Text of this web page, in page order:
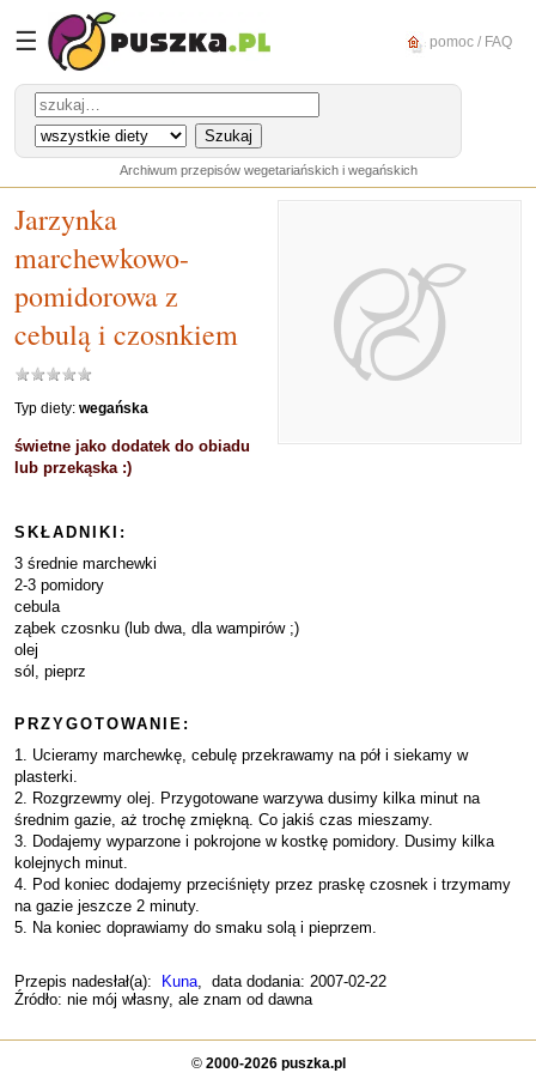
☰ pomoc / FAQ
Archiwum przepisów wegetariańskich i wegańskich
Jarzynka
marchewkowo-
pomidorowa z
cebulą i czosnkiem
Typ diety: wegańska
świetne jako dodatek do obiadu
lub przekąska :)
SKŁADNIKI:
3 średnie marchewki
2-3 pomidory
cebula
ząbek czosnku (lub dwa, dla wampirów ;)
olej
sól, pieprz
PRZYGOTOWANIE:
1. Ucieramy marchewkę, cebulę przekrawamy na pół i siekamy w
plasterki.
2. Rozgrzewmy olej. Przygotowane warzywa dusimy kilka minut na
średnim gazie, aż trochę zmiękną. Co jakiś czas mieszamy.
3. Dodajemy wyparzone i pokrojone w kostkę pomidory. Dusimy kilka
kolejnych minut.
4. Pod koniec dodajemy przeciśnięty przez praskę czosnek i trzymamy
na gazie jeszcze 2 minuty.
5. Na koniec doprawiamy do smaku solą i pieprzem.
Przepis nadesłał(a): Kuna, data dodania: 2007-02-22
Źródło: nie mój własny, ale znam od dawna
© 2000-2026 puszka.pl